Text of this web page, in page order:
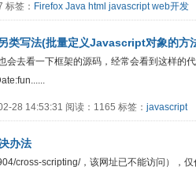
签： Firefox Java html javascript web开发
类写法(批量定义Javascript对象的方
会去看一下框架的源码，经常会看到这样的
28 14:53:31 阅读：1165 标签： javascript
办法
cross-scripting/，该网址已不能访问），